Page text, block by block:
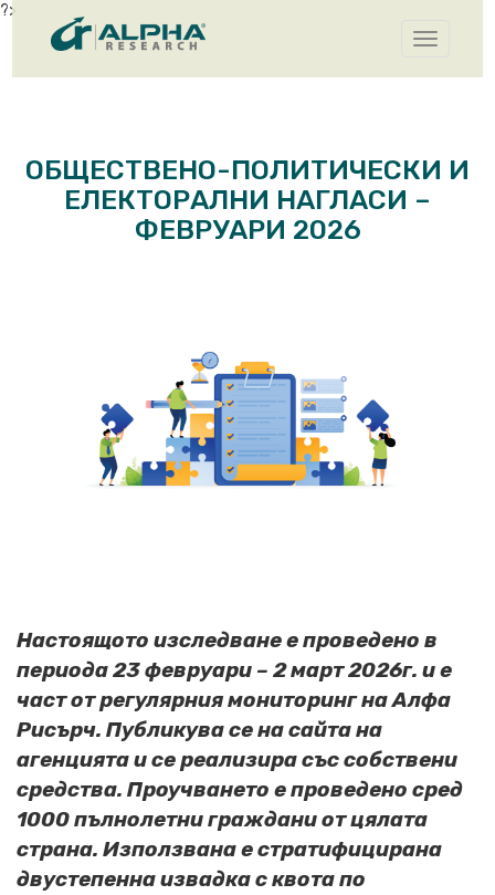
Toggle
?>
ОБЩЕСТВЕНО-ПОЛИТИЧЕСКИ И
ЕЛЕКТОРАЛНИ НАГЛАСИ –
ФЕВРУАРИ 2026
Настоящото изследване е проведено в
периода 23 февруари – 2 март 2026г. и е
част от регулярния мониторинг на Алфа
Рисърч. Публикува се на сайта на
агенцията и се реализира със собствени
средства. Проучването е проведено сред
1000 пълнолетни граждани от цялата
страна. Използвана е стратифицирана
двустепенна извадка с квота по